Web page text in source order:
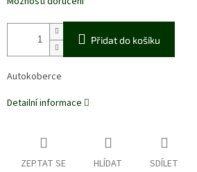
Přidat do košíku
Autokoberce
Detailní informace
ZEPTAT SE HLÍDAT SDÍLET